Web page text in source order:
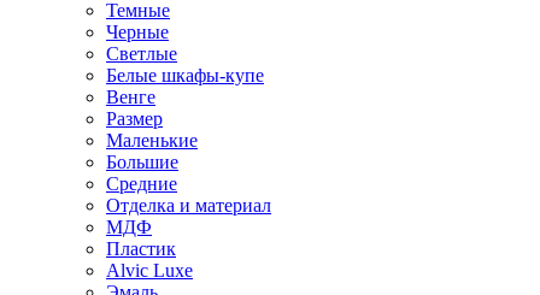
Темные
Черные
Светлые
Белые шкафы-купе
Венге
Размер
Маленькие
Большие
Средние
Отделка и материал
МДФ
Пластик
Alvic Luxe